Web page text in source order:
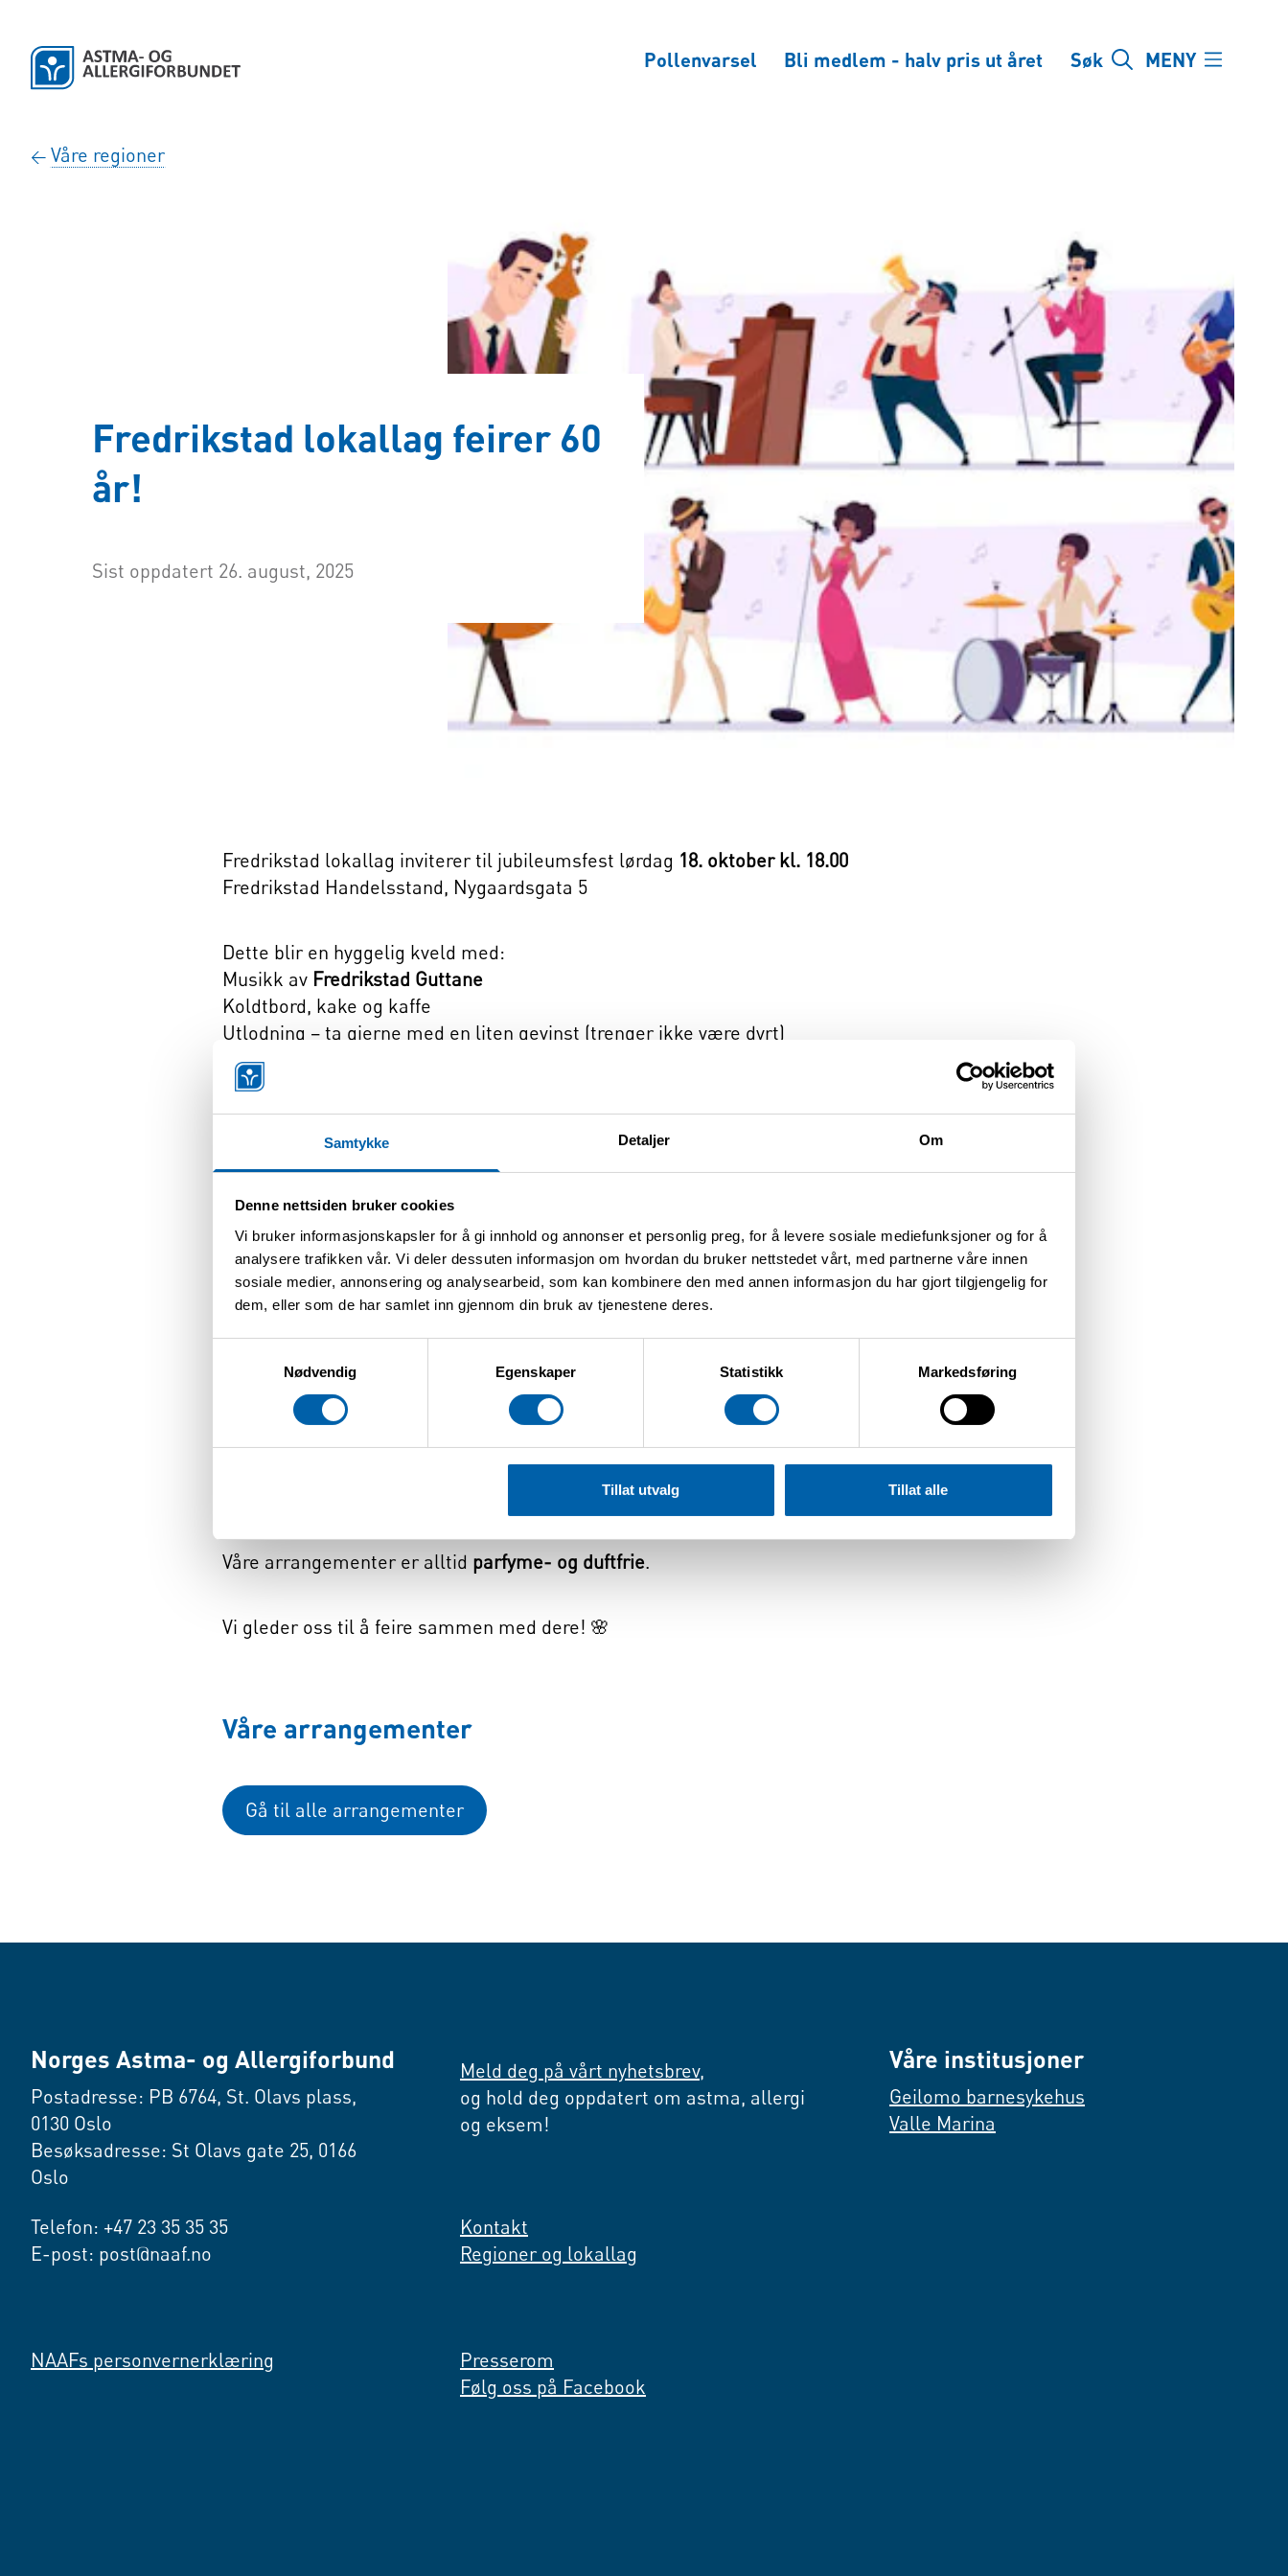
Samtykke Detaljer Om
Denne nettsiden bruker cookies
Vi bruker informasjonskapsler for å gi innhold og annonser et personlig preg, for å levere sosiale mediefunksjoner og for å
analysere trafikken vår. Vi deler dessuten informasjon om hvordan du bruker nettstedet vårt, med partnerne våre innen
sosiale medier, annonsering og analysearbeid, som kan kombinere den med annen informasjon du har gjort tilgjengelig for
dem, eller som de har samlet inn gjennom din bruk av tjenestene deres.
Nødvendig
Egenskaper Statistikk Markedsføring
Tillat utvalg Tillat alle
Pollenvarsel Bli medlem - halv pris ut året Søk MENY
← Våre regioner
Fredrikstad lokallag feirer 60
år!
Sist oppdatert 26. august, 2025
Fredrikstad lokallag inviterer til jubileumsfest lørdag 18. oktober kl. 18.00
Fredrikstad Handelsstand, Nygaardsgata 5
Dette blir en hyggelig kveld med:
Musikk av Fredrikstad Guttane
Koldtbord, kake og kaffe
Utlodning – ta gjerne med en liten gevinst (trenger ikke være dyrt)
Aldersgrense: 18 år
Drikke til maten er inkludert, resten kjøper du selv
Påmelding (bindende) innen 30. september:
Lokallagsleder Liv Berit Ødegård
📞 922 62 818
📧naaffredrikstad@gmail.com
Ved påmelding oppgi:
Fornavn og etternavn
Våre arrangementer er alltid parfyme- og duftfrie.
Vi gleder oss til å feire sammen med dere! 🌸
Våre arrangementer
Gå til alle arrangementer
Norges Astma- og Allergiforbund
Postadresse: PB 6764, St. Olavs plass,
0130 Oslo
Besøksadresse: St Olavs gate 25, 0166
Oslo
Telefon: +47 23 35 35 35
E-post: post@naaf.no
NAAFs personvernerklæring
Meld deg på vårt nyhetsbrev,
og hold deg oppdatert om astma, allergi
og eksem!
Kontakt
Regioner og lokallag
Presserom
Følg oss på Facebook
Våre institusjoner
Geilomo barnesykehus
Valle Marina